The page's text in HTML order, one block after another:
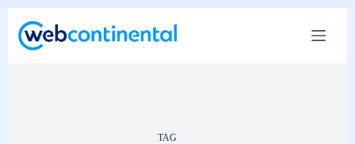
para
TAG